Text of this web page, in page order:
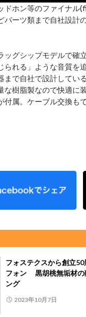
ホン等のファイナル
パーツ類まで自社設計
グシップモデルで確
られる」ような音質を
まで自社で設計してい
な樹脂製なので快適に
付属。ケーブル交換も
フォステクスから創立
フォン 黒胡桃無垢材の
ング
2023年10月7日